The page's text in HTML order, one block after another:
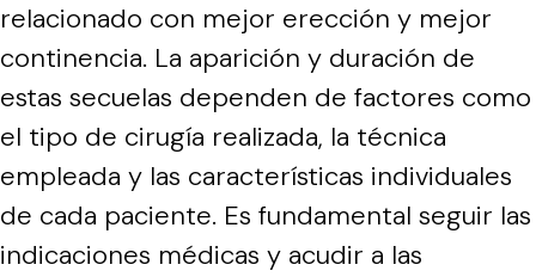
relacionado con mejor erección y mejor
continencia. La aparición y duración de
estas secuelas dependen de factores como
el tipo de cirugía realizada, la técnica
empleada y las características individuales
de cada paciente. Es fundamental seguir las
indicaciones médicas y acudir a las